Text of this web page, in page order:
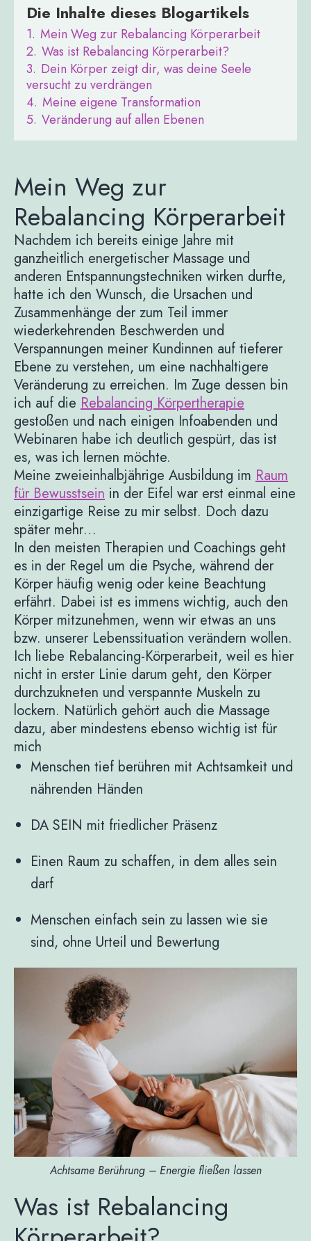
Die Inhalte dieses Blogartikels
1. Mein Weg zur Rebalancing Körperarbeit
2. Was ist Rebalancing Körperarbeit?
3. Dein Körper zeigt dir, was deine Seele
versucht zu verdrängen
4. Meine eigene Transformation
5. Veränderung auf allen Ebenen
Mein Weg zur
Rebalancing Körperarbeit
Nachdem ich bereits einige Jahre mit
ganzheitlich energetischer Massage und
anderen Entspannungstechniken wirken durfte,
hatte ich den Wunsch, die Ursachen und
Zusammenhänge der zum Teil immer
wiederkehrenden Beschwerden und
Verspannungen meiner Kundinnen auf tieferer
Ebene zu verstehen, um eine nachhaltigere
Veränderung zu erreichen. Im Zuge dessen bin
ich auf die Rebalancing Körpertherapie
gestoßen und nach einigen Infoabenden und
Webinaren habe ich deutlich gespürt, das ist
es, was ich lernen möchte.
Meine zweieinhalbjährige Ausbildung im Raum
für Bewusstsein in der Eifel war erst einmal eine
einzigartige Reise zu mir selbst. Doch dazu
später mehr…
In den meisten Therapien und Coachings geht
es in der Regel um die Psyche, während der
Körper häufig wenig oder keine Beachtung
erfährt. Dabei ist es immens wichtig, auch den
Körper mitzunehmen, wenn wir etwas an uns
bzw. unserer Lebenssituation verändern wollen.
Ich liebe Rebalancing-Körperarbeit, weil es hier
nicht in erster Linie darum geht, den Körper
durchzukneten und verspannte Muskeln zu
lockern. Natürlich gehört auch die Massage
dazu, aber mindestens ebenso wichtig ist für
mich
Menschen tief berühren mit Achtsamkeit und
nährenden Händen
DA SEIN mit friedlicher Präsenz
Einen Raum zu schaffen, in dem alles sein
darf
Menschen einfach sein zu lassen wie sie
sind, ohne Urteil und Bewertung
Achtsame Berührung – Energie fließen lassen
Was ist Rebalancing